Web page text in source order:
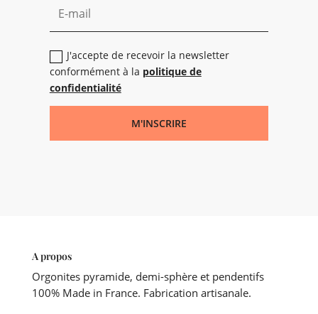
J'accepte de recevoir la newsletter
conformément à la politique de
confidentialité
M'INSCRIRE
A propos
Orgonites pyramide, demi-sphère et pendentifs
100% Made in France. Fabrication artisanale.